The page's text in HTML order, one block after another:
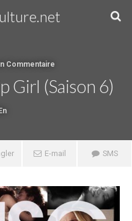
Commentaire
Girl (Saison 6)
E-mail SMS